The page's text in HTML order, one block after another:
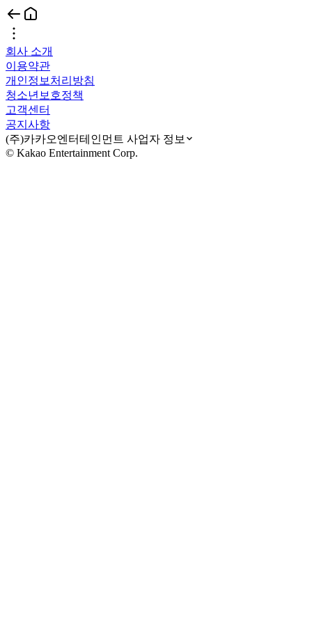
회사 소개
이용약관
개인정보처리방침
청소년보호정책
고객센터
공지사항
(주)카카오엔터테인먼트 사업자 정보
© Kakao Entertainment Corp.